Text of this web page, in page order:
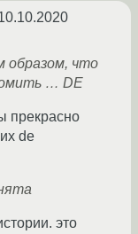
образом, что
… DE
прекрасно
de
это